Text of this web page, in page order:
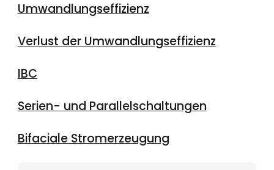
Umwandlungseffizienz
Verlust der Umwandlungseffizienz
IBC
Serien- und Parallelschaltungen
Bifaciale Stromerzeugung